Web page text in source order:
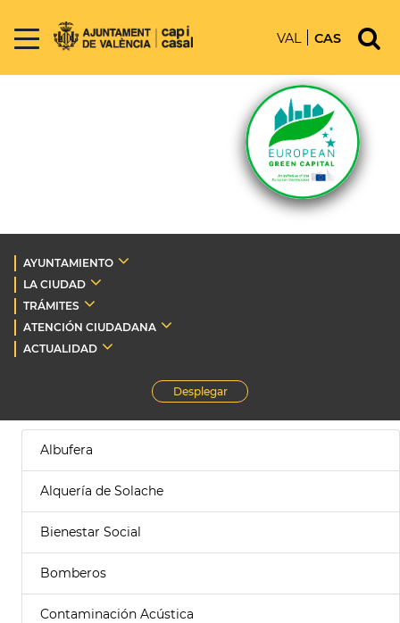
VAL CAS
AYUNTAMIENTO
LA CIUDAD
TRÁMITES
ATENCIÓN CIUDADANA
ACTUALIDAD
Desplegar
Albufera
Alquería de Solache
Bienestar Social
Bomberos
Contaminación Acústica